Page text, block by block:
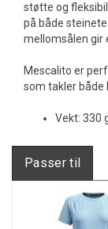
støtte og
på både
mellomsålen gir
Mescalito er
som takler både
Vekt: 330
Passer til